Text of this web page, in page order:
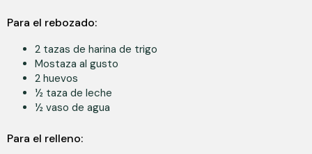
Para el rebozado:
2 tazas de harina de trigo
Mostaza al gusto
2 huevos
½ taza de leche
½ vaso de agua
Para el relleno: